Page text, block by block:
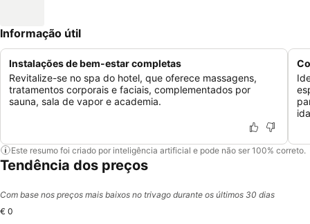
Informação útil
Instalações de bem-estar completas
Revitalize-se no spa do hotel, que oferece massagens,
tratamentos corporais e faciais, complementados por
sauna, sala de vapor e academia.
Este resumo foi criado por inteligência artificial e pode não ser 100% correto.
Tendência dos preços
Com base nos preços mais baixos no trivago durante os últimos 30 dias
€ 0